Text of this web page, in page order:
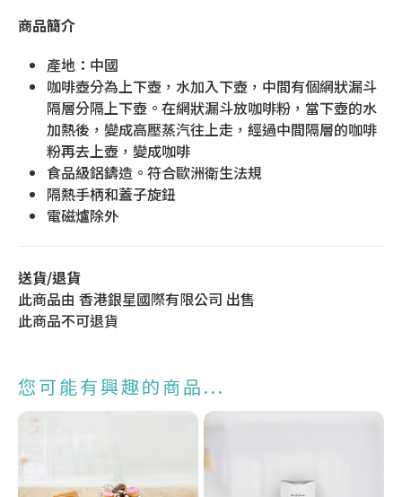
商品簡介
產地：中國
咖啡壺分為上下壺，水加入下壺，中間有個網狀漏斗
隔層分隔上下壺。在網狀漏斗放咖啡粉，當下壺的水
加熱後，變成高壓蒸汽往上走，經過中間隔層的咖啡
粉再去上壺，變成咖啡
食品級鋁鑄造。符合歐洲衛生法規
隔熱手柄和蓋子旋鈕
電磁爐除外
送貨/退貨
此商品由 香港銀星國際有限公司 出售
此商品不可退貨
您可能有興趣的商品...